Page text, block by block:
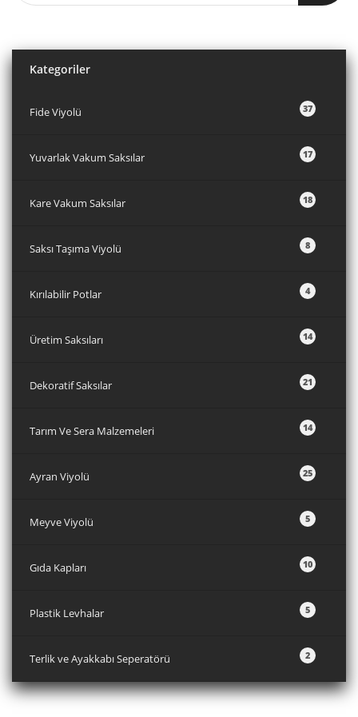
Kategoriler
37
Fide Viyolü
17
Yuvarlak Vakum Saksılar
18
Kare Vakum Saksılar
8
Saksı Taşıma Viyolü
4
Kırılabilir Potlar
14
Üretim Saksıları
21
Dekoratif Saksılar
14
Tarım Ve Sera Malzemeleri
25
Ayran Viyolü
5
Meyve Viyolü
10
Gıda Kapları
5
Plastik Levhalar
2
Terlik ve Ayakkabı Seperatörü